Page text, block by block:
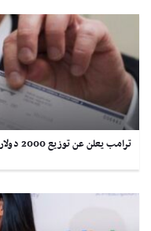
ترامب يعلن عن توزيع 2000 دولار لكل أميركي من عائدات الرسوم الجمركية